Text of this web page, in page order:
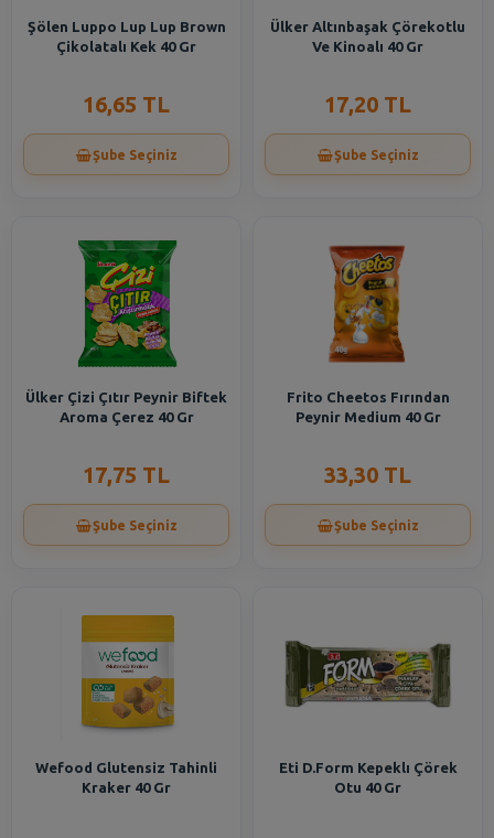
Şölen Luppo Lup Lup Brown
Çikolatalı Kek 40 Gr
16,65 TL
Şube Seçiniz
Ülker Altınbaşak Çörekotlu
Ve Kinoalı 40 Gr
17,20 TL
Şube Seçiniz
Ülker Çizi Çıtır Peynir Biftek
Aroma Çerez 40 Gr
17,75 TL
Şube Seçiniz
Frito Cheetos Fırından
Peynir Medium 40 Gr
33,30 TL
Şube Seçiniz
Wefood Glutensiz Tahinli
Kraker 40 Gr
Eti D.Form Kepeklı Çörek
Otu 40 Gr